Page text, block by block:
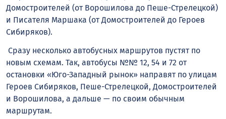
Домостроителей (от Ворошилова до Пеше-Стрелецкой)
и Писателя Маршака (от Домостроителей до Героев
Сибиряков).
Сразу несколько автобусных маршрутов пустят по
новым схемам. Так, автобусы №№ 12, 54 и 72 от
остановки «Юго-Западный рынок» направят по улицам
Героев Сибиряков, Пеше-Стрелецкой, Домостроителей
и Ворошилова, а дальше — по своим обычным
маршрутам.